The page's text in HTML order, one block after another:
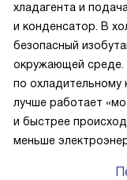
хладагента и
и конденсатор. В
безопасный
окружающей среде.
по охладительному
лучше работает
и быстрее
меньше